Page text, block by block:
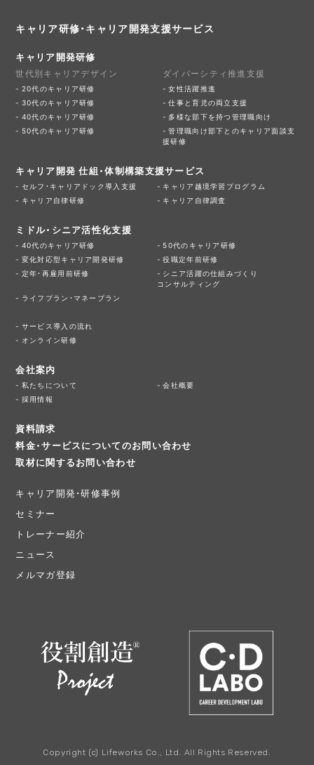
キャリア研修・キャリア開発支援サービス
キャリア開発研修
世代別キャリアデザイン
20代のキャリア研修
30代のキャリア研修
40代のキャリア研修
50代のキャリア研修
ダイバーシティ推進支援
女性活躍推進
仕事と育児の両立支援
多様な部下を持つ管理職向け
管理職向け部下とのキャリア面談支
援研修
キャリア開発 仕組・体制構築支援サービス
セルフ・キャリアドック導入支援
キャリア越境学習プログラム
キャリア自律研修
キャリア自律調査
ミドル・シニア活性化支援
40代のキャリア研修
50代のキャリア研修
変化対応型キャリア開発研修
役職定年前研修
定年・再雇用前研修
シニア活躍の仕組みづくり
コンサルティング
ライフプラン・マネープラン
サービス導入の流れ
オンライン研修
会社案内
私たちについて
会社概要
採用情報
資料請求
料金・サービスについてのお問い合わせ
取材に関するお問い合わせ
キャリア開発・研修事例
セミナー
トレーナー紹介
ニュース
メルマガ登録
Copyright (c) Lifeworks Co., Ltd. All Rights Reserved.